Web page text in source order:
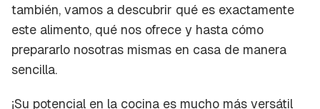
también, vamos a descubrir qué es exactamente
este alimento, qué nos ofrece y hasta cómo
prepararlo nosotras mismas en casa de manera
sencilla.
¡Su potencial en la cocina es mucho más versátil